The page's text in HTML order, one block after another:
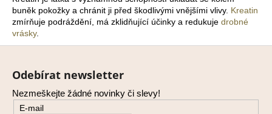
buněk pokožky a chránit ji před škodlivými vnějšími vlivy. Kreatin
zmírňuje podráždění, má zklidňující účinky a redukuje drobné
vrásky.
t
e
n
a
j
í
Z
Odebírat newsletter
Nezmeškejte žádné novinky či slevy!
E-mail